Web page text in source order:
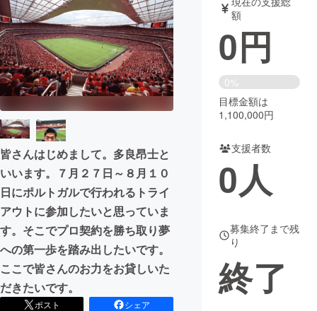
アート・写真
テクノロジー・ガジェット ゲーム・サ
書籍・雑誌
チャレンジ
まちづくり・地域活性化
CAMPFIRE for Social Good
CAMPFIRE Creation
CAMPFIREふるさと納税
コミュニティ
皆さんはじめまして。多良昂士と
いいます。７月２７日～８月１０
日にポルトガルで行われるトライ
アウトに参加したいと思っていま
す。そこでプロ契約を勝ち取り夢
への第一歩を踏み出したいです。
ここで皆さんのお力をお貸しいた
だきたいです。
ポスト
シェア
額
0円
0%
目標金額は
1,100,000円
支援者数
0人
募集終了まで残
り
終了